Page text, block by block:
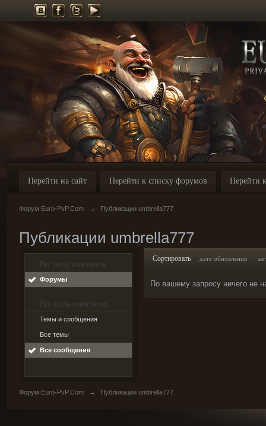
Перейти на сайт Перейти к списку форумов Перейти
Форум Euro-PvP.Com → Публикации umbrella777
Публикации umbrella777
По типу контента
Форумы
По пользователю
Темы и сообщения
Все темы
Все сообщения
Сортировать дате обновления
По вашему запросу ничего не
Форум Euro-PvP.Com → Публикации umbrella777